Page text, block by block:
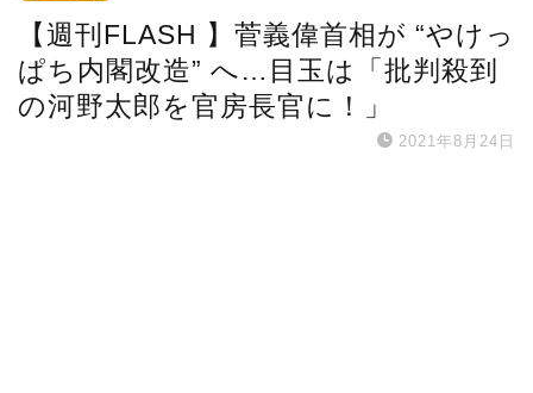
【週刊FLASH 】菅義偉首相が “やけっ
ぱち内閣改造” へ…目玉は「批判殺到
の河野太郎を官房長官に！」
2021年8月24日